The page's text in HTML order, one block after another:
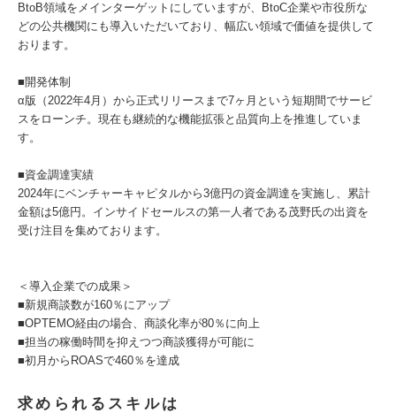
BtoB領域をメインターゲットにしていますが、BtoC企業や市役所な
どの公共機関にも導入いただいており、幅広い領域で価値を提供して
おります。
■開発体制
α版（2022年4月）から正式リリースまで7ヶ月という短期間でサービ
スをローンチ。現在も継続的な機能拡張と品質向上を推進していま
す。
■資金調達実績
2024年にベンチャーキャピタルから3億円の資金調達を実施し、累計
金額は5億円。インサイドセールスの第一人者である茂野氏の出資を
受け注目を集めております。
＜導入企業での成果＞
■新規商談数が160％にアップ
■OPTEMO経由の場合、商談化率が80％に向上
■担当の稼働時間を抑えつつ商談獲得が可能に
■初月からROASで460％を達成
求められるスキルは